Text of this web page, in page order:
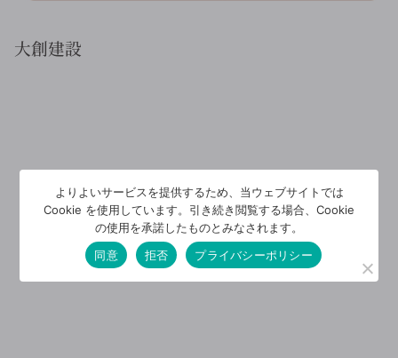
大創建設
よりよいサービスを提供するため、当ウェブサイトでは
Cookie を使用しています。引き続き閲覧する場合、Cookie
の使用を承諾したものとみなされます。
同意
拒否 プライバシーポリシー